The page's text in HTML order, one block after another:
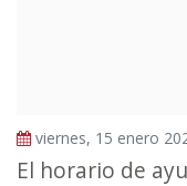
viernes, 15 enero
El horario de